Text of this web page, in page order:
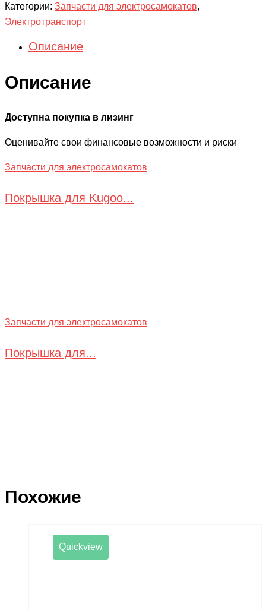
Категории: Запчасти для электросамокатов,
Электротранспорт
Описание
Описание
Доступна покупка в лизинг
Оценивайте свои финансовые возможности и риски
Запчасти для электросамокатов
Покрышка для Kugoo...
Запчасти для электросамокатов
Покрышка для...
Похожие
Quickview